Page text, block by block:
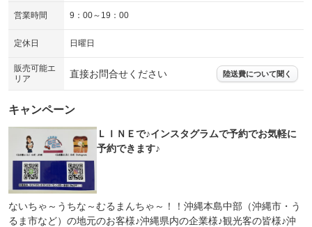
営業時間 9：00～19：00
定休日 日曜日
販売可能エ
リア
直接お問合せください 陸送費について聞く
キャンペーン
ＬＩＮＥで♪インスタグラムで予約でお気軽に
予約できます♪
ないちゃ～うちな～むるまんちゃ～！！沖縄本島中部（沖縄市・う
るま市など）の地元のお客様♪沖縄県内の企業様♪観光客の皆様♪沖